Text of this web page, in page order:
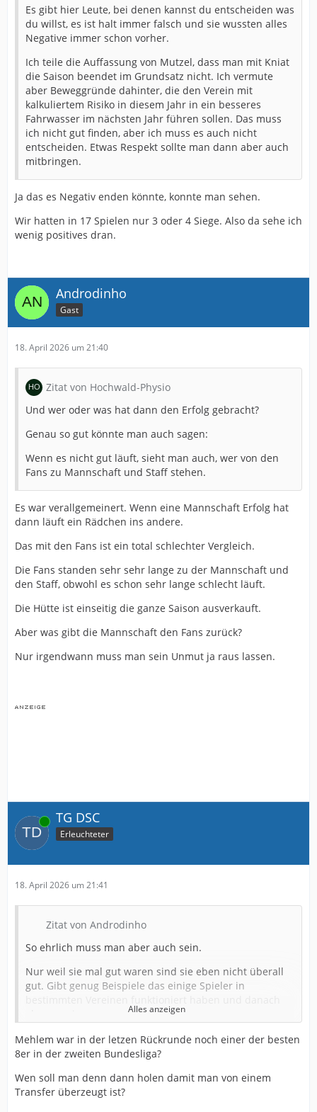
Es gibt hier Leute, bei denen kannst du entscheiden was
du willst, es ist halt immer falsch und sie wussten alles
Negative immer schon vorher.
Ich teile die Auffassung von Mutzel, dass man mit Kniat
die Saison beendet im Grundsatz nicht. Ich vermute
aber Beweggründe dahinter, die den Verein mit
kalkuliertem Risiko in diesem Jahr in ein besseres
Fahrwasser im nächsten Jahr führen sollen. Das muss
ich nicht gut finden, aber ich muss es auch nicht
entscheiden. Etwas Respekt sollte man dann aber auch
mitbringen.
Ja das es Negativ enden könnte, konnte man sehen.
Wir hatten in 17 Spielen nur 3 oder 4 Siege. Also da sehe ich
wenig positives dran.
Androdinho
Gast
18. April 2026 um 21:40
Zitat von Hochwald-Physio
Und wer oder was hat dann den Erfolg gebracht?
Genau so gut könnte man auch sagen:
Wenn es nicht gut läuft, sieht man auch, wer von den
Fans zu Mannschaft und Staff stehen.
Es war verallgemeinert. Wenn eine Mannschaft Erfolg hat
dann läuft ein Rädchen ins andere.
Das mit den Fans ist ein total schlechter Vergleich.
Die Fans standen sehr sehr lange zu der Mannschaft und
den Staff, obwohl es schon sehr lange schlecht läuft.
Die Hütte ist einseitig die ganze Saison ausverkauft.
Aber was gibt die Mannschaft den Fans zurück?
Nur irgendwann muss man sein Unmut ja raus lassen.
Online TG DSC
Erleuchteter
18. April 2026 um 21:41
Zitat von Androdinho
So ehrlich muss man aber auch sein.
Nur weil sie mal gut waren sind sie eben nicht überall
gut. Gibt genug Beispiele das einige Spieler in
Telalovic war in Ulm gut aber in Nürnberg aber eben
gar nicht.
Mehlem war auch mal gut. Aber dann ging er nach
England und da war er nicht mehr so gut und bei uns
Alles anzeigen
Mehlem war in der letzen Rückrunde noch einer der besten
8er in der zweiten Bundesliga?
Wen soll man denn dann holen damit man von einem
Transfer überzeugt ist?